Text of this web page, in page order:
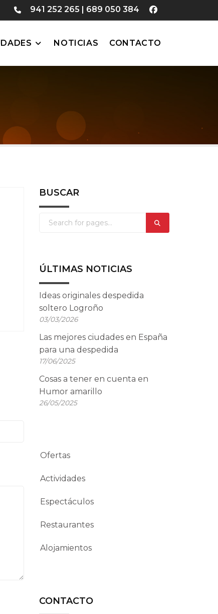
941 252 265 | 689 050 384
NOTICIAS CONTACTO
BUSCAR
ÚLTIMAS NOTICIAS
Ideas originales despedida
soltero Logroño
03/03/2026
Las mejores ciudades en España
para una despedida
17/06/2025
Cosas a tener en cuenta en
Humor amarillo
26/05/2025
Ofertas
Actividades
Espectáculos
Restaurantes
Alojamientos
CONTACTO